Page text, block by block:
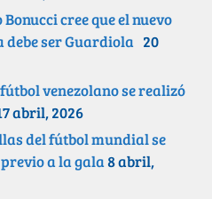
cree que el nuevo
ser Guardiola 20
venezolano se realizó
abril, 2026
del fútbol mundial se
a la gala8 abril,